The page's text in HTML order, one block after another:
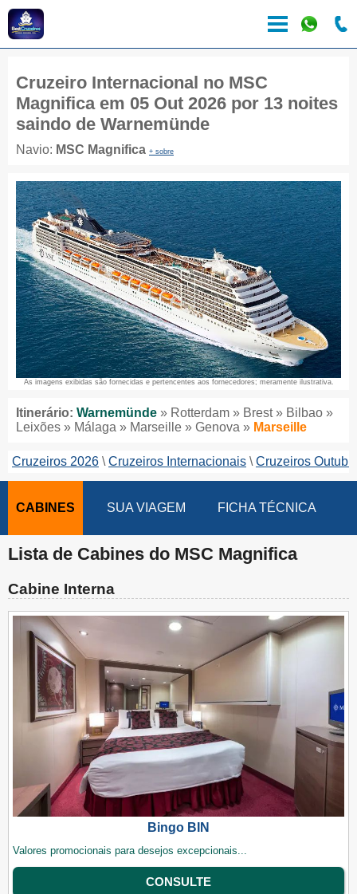
Cruzeiro Internacional no MSC
Magnifica em 05 Out 2026 por 13 noites
saindo de Warnemünde
Navio: MSC Magnifica + sobre
As imagens exibidas são fornecidas e pertencentes aos fornecedores; meramente ilustrativa.
Itinerário: Warnemünde » Rotterdam » Brest » Bilbao »
Leixões » Málaga » Marseille » Genova » Marseille
Cruzeiros 2026 Cruzeiros Internacionais Cruzeiros
CABINES SUA VIAGEM FICHA TÉCNICA
Lista de Cabines do MSC Magnifica
Cabine Interna
Bingo BIN
Valores promocionais para desejos excepcionais...
CONSULTE